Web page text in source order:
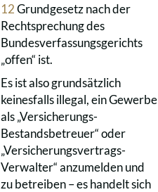
12Grundgesetz nach der
Rechtsprechung des
Bundesverfassungsgerichts
„offen“ ist.
Es ist also grundsätzlich
keinesfalls illegal, ein Gewerbe
als „Versicherungs-
Bestandsbetreuer“ oder
„Versicherungsvertrags-
Verwalter“ anzumelden und
zu betreiben – es handelt sich